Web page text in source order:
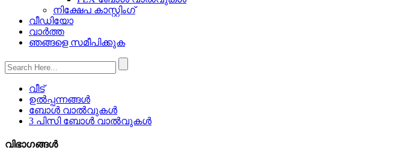
നിക്ഷേപ കാസ്റ്റിംഗ്
വീഡിയോ
വാർത്ത
ഞങ്ങളെ സമീപിക്കുക
വീട്
ഉൽപ്പന്നങ്ങൾ
ബോൾ വാൽവുകൾ
3 പിസി ബോൾ വാൽവുകൾ
വിഭാഗങ്ങൾ